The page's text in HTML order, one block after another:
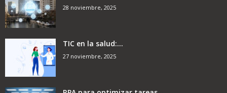
28 noviembre, 2025
TIC en la salud:...
27 noviembre, 2025